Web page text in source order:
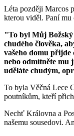
Léta později Marcos
kterou viděl. Paní mu
"To byl Můj Božský
chudého člověka,
vašeho domu přijde
nebo odmítněte mu
uděláte chudým,
To byla Věčná Lece
poutníkům, kteří
Nechť Královna a
našemu sousedovi.